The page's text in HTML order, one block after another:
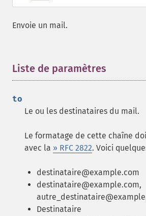
Envoie un mail.
Liste de paramètres
to
Le ou les destinataires du mail.
Le formatage de cette chaîne
avec la » RFC 2822. Voici
destinataire@example.com
destinataire@example.com,
Destinataire